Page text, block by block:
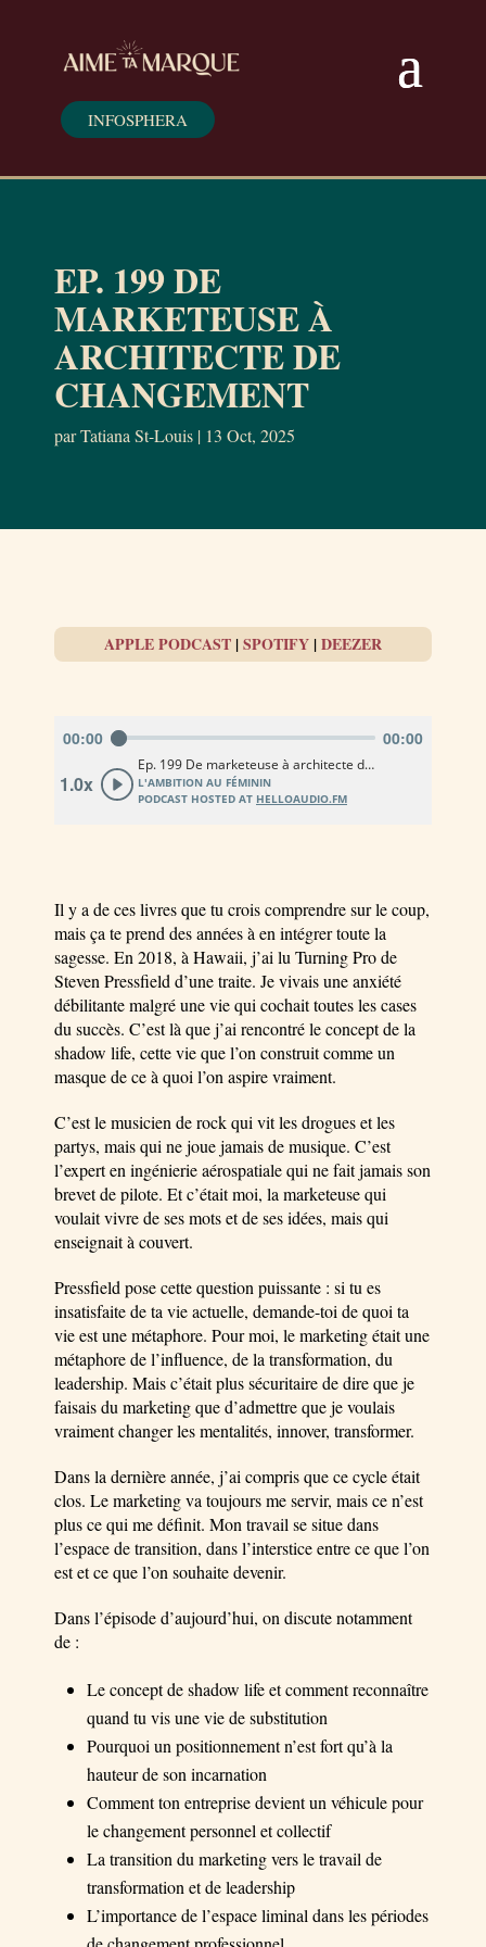
INFOSPHERA
EP. 199 DE
MARKETEUSE À
ARCHITECTE DE
CHANGEMENT
parTatiana St-Louis | 13 Oct, 2025
APPLE PODCAST |SPOTIFY |DEEZER
Il y a de ces livres que tu crois comprendre sur le coup,
mais ça te prend des années à en intégrer toute la
sagesse. En 2018, à Hawaii, j’ai lu Turning Pro de
Steven Pressfield d’une traite. Je vivais une anxiété
débilitante malgré une vie qui cochait toutes les cases
du succès. C’est là que j’ai rencontré le concept de la
shadow life, cette vie que l’on construit comme un
masque de ce à quoi l’on aspire vraiment.
C’est le musicien de rock qui vit les drogues et les
partys, mais qui ne joue jamais de musique. C’est
l’expert en ingénierie aérospatiale qui ne fait jamais son
brevet de pilote. Et c’était moi, la marketeuse qui
voulait vivre de ses mots et de ses idées, mais qui
enseignait à couvert.
Pressfield pose cette question puissante : si tu es
insatisfaite de ta vie actuelle, demande-toi de quoi ta
vie est une métaphore. Pour moi, le marketing était une
métaphore de l’influence, de la transformation, du
leadership. Mais c’était plus sécuritaire de dire que je
faisais du marketing que d’admettre que je voulais
vraiment changer les mentalités, innover, transformer.
Dans la dernière année, j’ai compris que ce cycle était
clos. Le marketing va toujours me servir, mais ce n’est
plus ce qui me définit. Mon travail se situe dans
l’espace de transition, dans l’interstice entre ce que l’on
est et ce que l’on souhaite devenir.
Dans l’épisode d’aujourd’hui, on discute notamment
de :
Le concept de shadow life et comment reconnaître
quand tu vis une vie de substitution
Pourquoi un positionnement n’est fort qu’à la
hauteur de son incarnation
Comment ton entreprise devient un véhicule pour
le changement personnel et collectif
La transition du marketing vers le travail de
transformation et de leadership
L’importance de l’espace liminal dans les périodes